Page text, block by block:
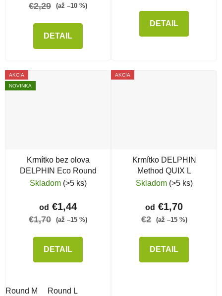
€2,29 (až –10 %)
DETAIL
DETAIL
AKCIA
NOVINKA
Krmítko bez olova
DELPHIN Eco Round
Skladom (>5 ks)
od €1,44
€1,70 (až –15 %)
DETAIL
Round M Round L
AKCIA
Krmítko DELPHIN
Method QUIX L
Skladom (>5 ks)
od €1,70
€2 (až –15 %)
DETAIL